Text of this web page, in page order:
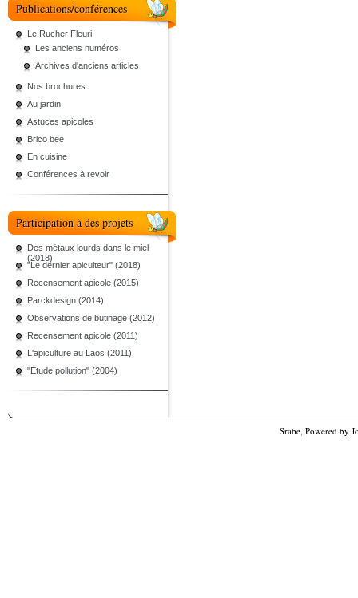
Publications/conférences
Le Rucher Fleuri
Les anciens numéros
Archives d'anciens articles
Nos brochures
Au jardin
Astuces apicoles
Brico bee
En cuisine
Conférences à revoir
Participation à des projets
Des métaux lourds dans le miel
(2018)
"Le dernier apiculteur" (2018)
Recensement apicole (2015)
Parckdesign (2014)
Observations de butinage (2012)
Recensement apicole (2011)
L'apiculture au Laos (2011)
"Etude pollution" (2004)
Srabe, Powered by